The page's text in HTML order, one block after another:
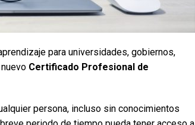
para universidades, gobiernos,
Certificado Profesional de
persona, incluso sin conocimientos